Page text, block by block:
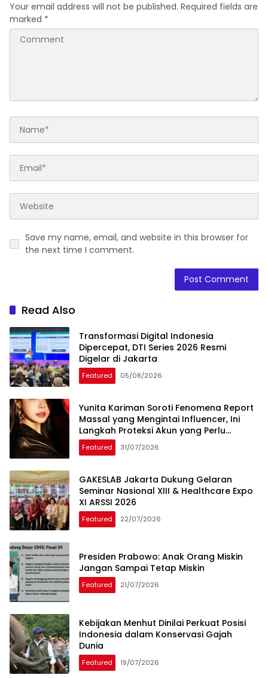
Your email address will not be published. Required fields are
marked *
Save my name, email, and website in this browser for
the next time I comment.
Read Also
Transformasi Digital Indonesia
Dipercepat, DTI Series 2026 Resmi
Digelar di Jakarta
Featured 05/08/2026
Yunita Kariman Soroti Fenomena Report
Massal yang Mengintai Influencer, Ini
Langkah Proteksi Akun yang Perlu
Diketahui
Featured 31/07/2026
GAKESLAB Jakarta Dukung Gelaran
Seminar Nasional XIII & Healthcare Expo
XI ARSSI 2026
Featured 22/07/2026
Presiden Prabowo: Anak Orang Miskin
Jangan Sampai Tetap Miskin
Featured 21/07/2026
Kebijakan Menhut Dinilai Perkuat Posisi
Indonesia dalam Konservasi Gajah
Dunia
Featured 19/07/2026